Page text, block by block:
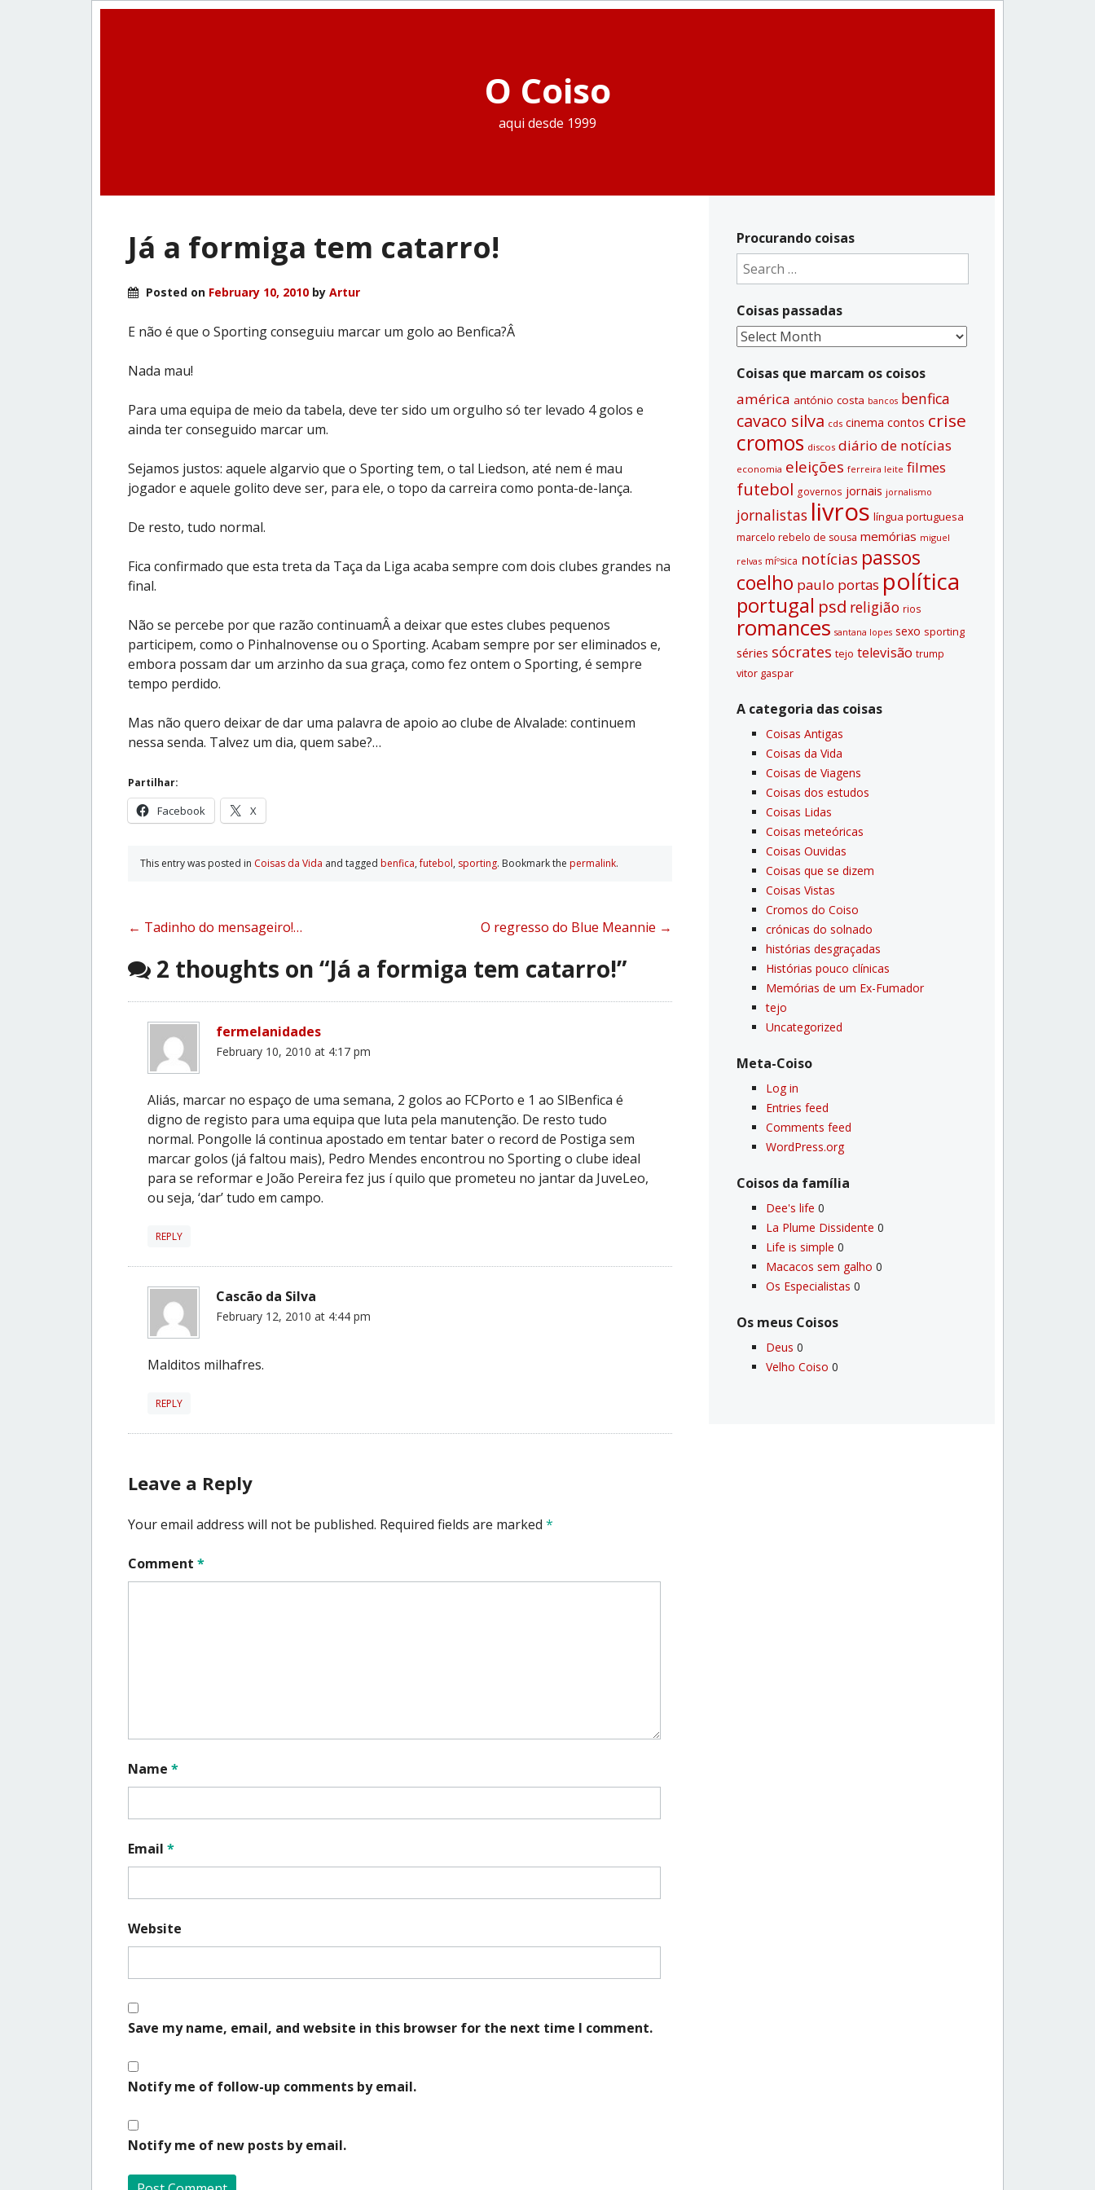
O Coiso
aqui desde 1999
Já a formiga tem catarro!
Posted on February 10, 2010 by Artur
E não é que o Sporting conseguiu marcar um golo ao Benfica?Â
Nada mau!
Para uma equipa de meio da tabela, deve ter sido um orgulho só ter levado 4 golos e
ainda ter conseguido marcar um.
Sejamos justos: aquele algarvio que o Sporting tem, o tal Liedson, até nem é mau
jogador e aquele golito deve ser, para ele, o topo da carreira como ponta-de-lança.
De resto, tudo normal.
Fica confirmado que esta treta da Taça da Liga acaba sempre com dois clubes grandes na
final.
Não se percebe por que razão continuamÂ a deixar que estes clubes pequenos
participem, como o Pinhalnovense ou o Sporting. Acabam sempre por ser eliminados e,
embora possam dar um arzinho da sua graça, como fez ontem o Sporting, é sempre
tempo perdido.
Mas não quero deixar de dar uma palavra de apoio ao clube de Alvalade: continuem
nessa senda. Talvez um dia, quem sabe?…
Partilhar:
Facebook X
This entry was posted in Coisas da Vida and tagged benfica,futebol, sporting. Bookmark the permalink.
Post
navigation
← Tadinho do mensageiro!… O regresso do Blue Meannie →
2 thoughts on “Já a formiga tem catarro!”
fermelanidades
February 10, 2010 at 4:17 pm
Aliás, marcar no espaço de uma semana, 2 golos ao FCPorto e 1 ao SlBenfica é
digno de registo para uma equipa que luta pela manutenção. De resto tudo
normal. Pongolle lá continua apostado em tentar bater o record de Postiga sem
marcar golos (já faltou mais), Pedro Mendes encontrou no Sporting o clube ideal
para se reformar e João Pereira fez jus í quilo que prometeu no jantar da JuveLeo,
ou seja, ‘dar’ tudo em campo.
REPLY
Cascão da Silva
February 12, 2010 at 4:44 pm
Malditos milhafres.
REPLY
Leave a Reply
Your email address will not be published. Required fields are marked *
Comment *
Name *
Email *
Website
Save my name, email, and website in this browser for the next time I comment.
Notify me of follow-up comments by email.
Notify me of new posts by email.
Procurando coisas
Search
for:
Coisas passadas
Coisas
Coisas que marcam os coisos
américa antónio costa bancos benfica
cavaco silva cds cinema contos crise
cromos discos diário de notí­cias
economia eleições ferreira leite filmes
futebol governos jornais jornalismo
jornalistas livros lí­ngua portuguesa
marcelo rebelo de sousa memórias miguel
relvas míºsica notí­cias passos
coelho paulo portas polí­tica
portugal psd religião rios
romances santana lopes sexo sporting
séries sócrates tejo televisão trump
vitor gaspar
A categoria das coisas
Coisas Antigas
Coisas da Vida
Coisas de Viagens
Coisas dos estudos
Coisas Lidas
Coisas meteóricas
Coisas Ouvidas
Coisas que se dizem
Coisas Vistas
Cromos do Coiso
crónicas do solnado
histórias desgraçadas
Histórias pouco clí­nicas
Memórias de um Ex-Fumador
tejo
Uncategorized
Meta-Coiso
Log in
Entries feed
Comments feed
WordPress.org
Coisos da famí­lia
Dee's life 0
La Plume Dissidente 0
Life is simple 0
Macacos sem galho 0
Os Especialistas 0
Os meus Coisos
Deus 0
Velho Coiso 0